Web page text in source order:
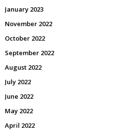
January 2023
November 2022
October 2022
September 2022
August 2022
July 2022
June 2022
May 2022
April 2022